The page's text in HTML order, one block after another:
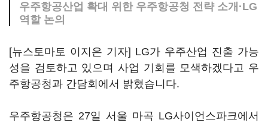
우주항공산업 확대 위한 우주항공청 전략 소개·LG
역할 논의
[뉴스토마토 이지은 기자] LG가 우주산업 진출 가능
성을 검토하고 있으며 사업 기회를 모색하겠다고 우
주항공청과 간담회에서 밝혔습니다.
우주항공청은 27일 서울 마곡 LG사이언스파크에서